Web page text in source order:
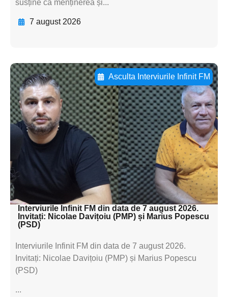
susține că menținerea și...
7 august 2026
Asculta Interviurile Infinit FM
Adaugă aici textul pentru
subtitluAdaugă aici
textul pentru
subtitluAdaugă aici
textul pentru
subtitluAdaugă aici
textul pentru subti
Interviurile Infinit FM din data de 7 august 2026.
Invitați: Nicolae Davițoiu (PMP) și Marius Popescu
(PSD)
Interviurile Infinit FM din data de 7 august 2026.
Invitați: Nicolae Davițoiu (PMP) și Marius Popescu
(PSD)
...